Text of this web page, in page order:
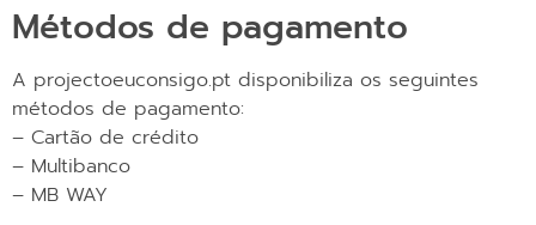
Métodos de pagamento
A projectoeuconsigo.pt disponibiliza os seguintes
métodos de pagamento:
– Cartão de crédito
– Multibanco
– MB WAY